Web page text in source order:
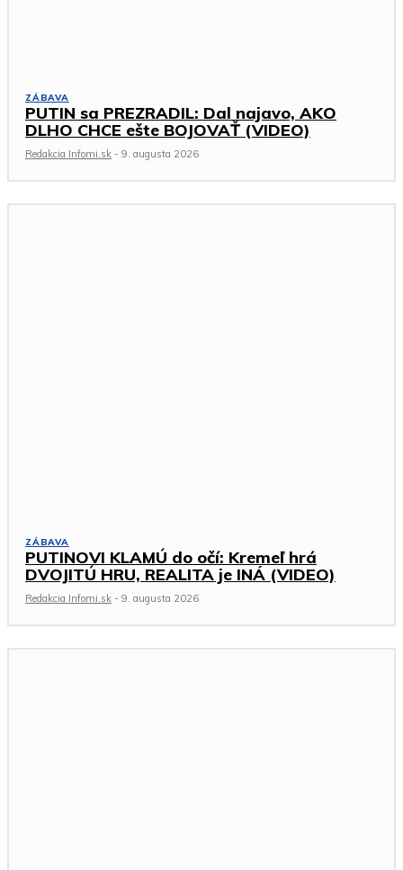
ZÁBAVA
PUTIN sa PREZRADIL: Dal najavo, AKO
DLHO CHCE ešte BOJOVAŤ (VIDEO)
Redakcia Infomi.sk - 9. augusta 2026
ZÁBAVA
PUTINOVI KLAMÚ do očí: Kremeľ hrá
DVOJITÚ HRU, REALITA je INÁ (VIDEO)
Redakcia Infomi.sk - 9. augusta 2026